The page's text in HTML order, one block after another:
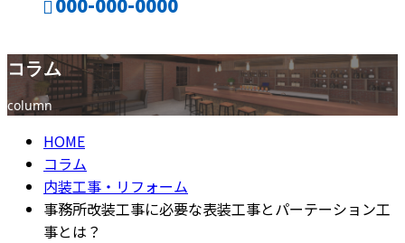
CONTACT
コラム
column
HOME
コラム
内装工事・リフォーム
事務所改装工事に必要な表装工事とパーテーション工
事とは？